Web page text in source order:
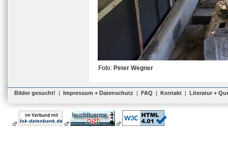
Foto: Peter Wegner
Bilder gesucht! | Impressum + Datenschutz | FAQ | Kontakt | Literatur +